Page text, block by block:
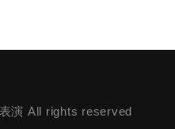
演 All rights reserved